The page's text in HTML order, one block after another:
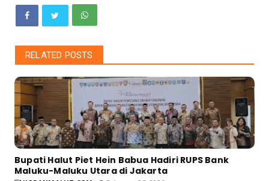
RELATED POSTS
Bupati Halut Piet Hein Babua Hadiri RUPS Bank
Maluku-Maluku Utara di Jakarta